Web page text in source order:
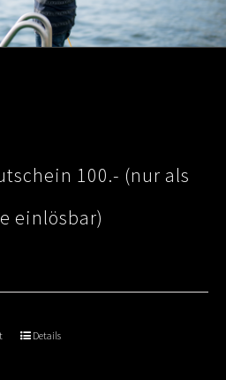
100.- (nur als
einlösbar)
Details